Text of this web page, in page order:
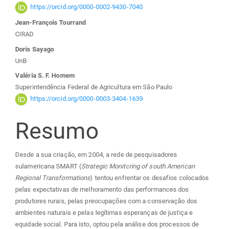
https://orcid.org/0000-0002-9430-7040
Jean-François Tourrand
CIRAD
Doris Sayago
UnB
Valéria S. F. Homem
Superintendência Federal de Agricultura em São Paulo
https://orcid.org/0000-0003-3404-1639
Resumo
Desde a sua criação, em 2004, a rede de pesquisadores
sulamericana SMART (Strategic Monitoring of south American
Regional Transformations) tentou enfrentar os desafios colocados
pelas expectativas de melhoramento das performances dos
produtores rurais, pelas preocupações com a conservação dos
ambientes naturais e pelas legítimas esperanças de justiça e
equidade social. Para isto, optou pela análise dos processos de